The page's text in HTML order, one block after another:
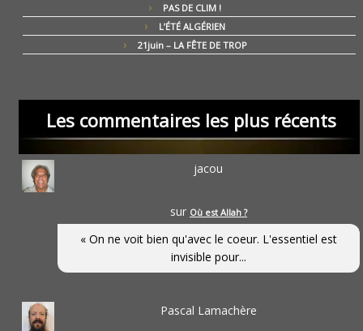
PAS DE CLIM !
L’ÉTÉ ALGÉRIEN
21juin – LA FÊTE DE TROP
Les commentaires les plus récents
jacou
sur Où est Allah ?
« On ne voit bien qu'avec le coeur. L'essentiel est
invisible pour...
Pascal Lamachère